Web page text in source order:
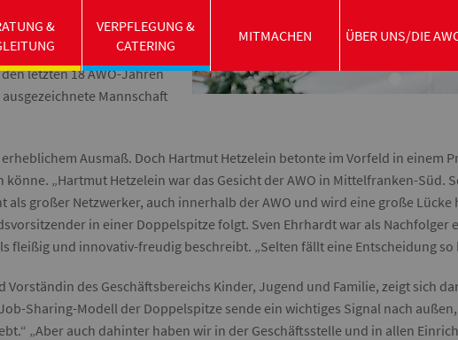
Wohlfahrtsverband
Mitarbeitenden und
letzten 18 AWO-Jahren
Mannschaft
Ausmaß. Doch Hartmut Hetzelein betonte im Vorfeld in einem
„Hartmut Hetzelein war das Gesicht der AWO in Mittelfranken-Süd.
großer Netzwerker, auch innerhalb der AWO und wird eine große Lücke
in einer Doppelspitze folgt. Sven Ehrhardt war als Nachfolger
und innovativ-freudig beschreibt. „Selten fällt eine Entscheidung so
des Geschäftsbereichs Kinder, Jugend und Familie, zeigt sich
Sharing-Modell der Doppelspitze sende ein wichtiges Signal nach außen,
„Aber auch dahinter haben wir in der Geschäftsstelle und in allen
&
VERPFLEGUNG &
CATERING
MITMACHEN ÜBER UNS/DIE